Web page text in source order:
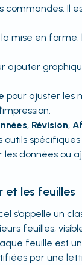
commandes. Il
mise en forme,
ajouter
pour ajuster les
, Révision,
outils
les données ou
et les feuilles
s’appelle un
feuilles,
feuille est
par une